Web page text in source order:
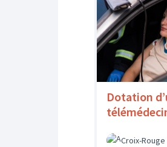
Dotation
Croix-